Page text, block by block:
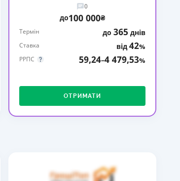
0
до100 000₴
Термін до 365 днів
Ставка від 42%
РРПС 59,24–4 479,53%
ОТРИМАТИ